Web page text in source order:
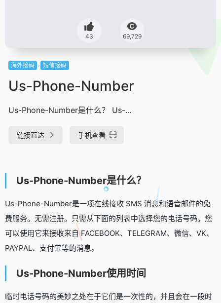
43 69,729
海外接码 短信接码
Us-Phone-Number
Us-Phone-Number是什么？ Us-...
链接直达 手机查看
Us-Phone-Number是什么？
Us-Phone-Number是一项在线接收 SMS 消息和语音邮件的免
费服务。无需注册。只需从下面的列表中选择您的电话号码。您
可以使用它来接收来自 FACEBOOK、TELEGRAM、微信、VK、
PAYPAL、支付宝等的消息。
Us-Phone-Number使用时间
临时电话号码的美妙之处在于它们是一次性的，并且会在一段时